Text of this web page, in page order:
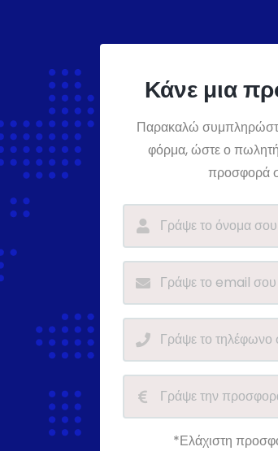
Κάνε μια
Παρακαλώ
φόρμα, ώστε ο
προσφορά
*Ελάχιστη